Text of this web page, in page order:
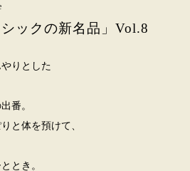
ックの新名品」Vol.8
りとした
番。
と体を預けて、
とき。